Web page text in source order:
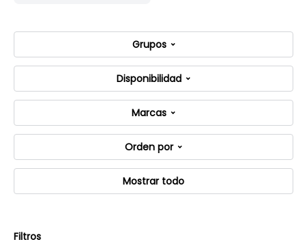
Grupos
Disponibilidad
Marcas
Orden por
Mostrar todo
Filtros